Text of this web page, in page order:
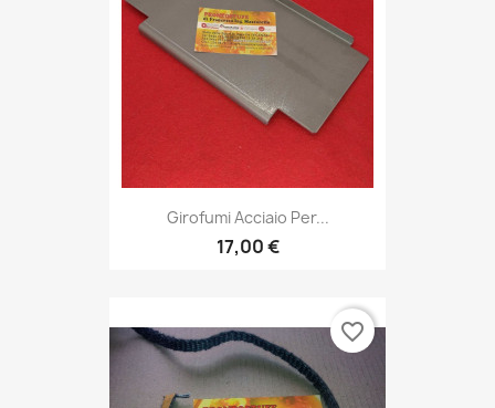
Girofumi Acciaio Per...
17,00 €
favorite_border